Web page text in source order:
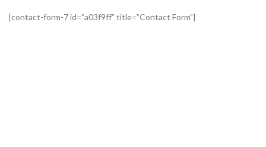
[contact-form-7 id=”a03f9ff” title=”Contact Form”]